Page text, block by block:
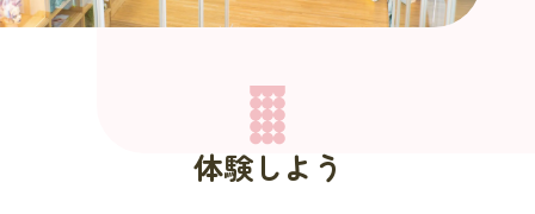
体験しよう